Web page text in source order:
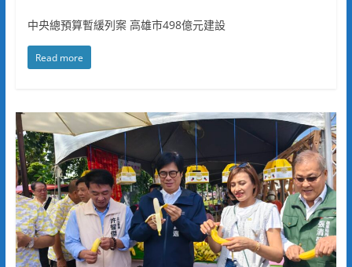
中央總預算暫緩列案 高雄市498億元建設
Read more